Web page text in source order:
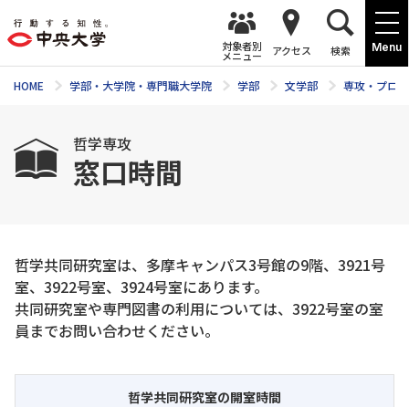
Menu
対象者別
メニュー アクセス 検索
HOME 学部・大学院・専門職大学院 学部 文学部 専攻・プロ
哲学専攻
窓口時間
哲学共同研究室は、多摩キャンパス3号館の9階、3921号
室、3922号室、3924号室にあります。
共同研究室や専門図書の利用については、3922号室の室
員までお問い合わせください。
哲学共同研究室の開室時間